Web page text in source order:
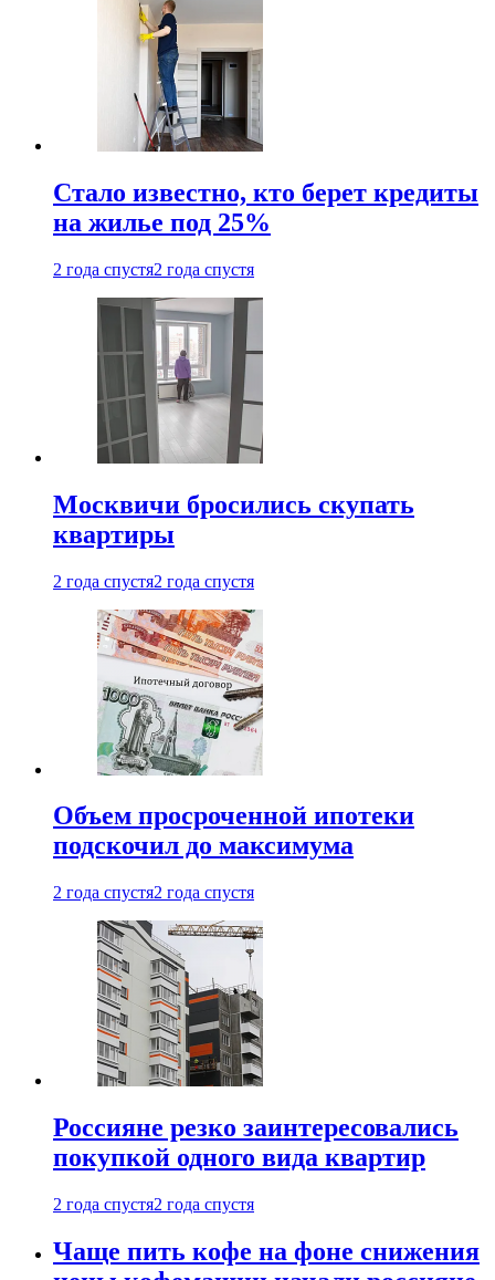
Стало известно, кто берет кредиты
на жилье под 25%
2 года спустя2 года спустя
Москвичи бросились скупать
квартиры
2 года спустя2 года спустя
Объем просроченной ипотеки
подскочил до максимума
2 года спустя2 года спустя
Россияне резко заинтересовались
покупкой одного вида квартир
2 года спустя2 года спустя
Чаще пить кофе на фоне снижения